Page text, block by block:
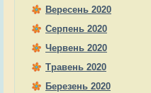
Вересень 2020
Серпень 2020
Червень 2020
Травень 2020
Березень 2020